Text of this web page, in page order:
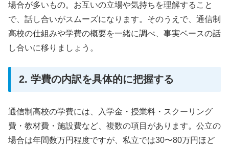
場合が多いもの。お互いの立場や気持ちを理解すること
で、話し合いがスムーズになります。そのうえで、通信制
高校の仕組みや学費の概要を一緒に調べ、事実ベースの話
し合いに移りましょう。
2. 学費の内訳を具体的に把握する
通信制高校の学費には、入学金・授業料・スクーリング
費・教材費・施設費など、複数の項目があります。公立の
場合は年間数万円程度ですが、私立では30〜80万円ほど